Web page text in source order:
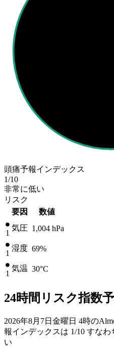
頭痛予報インデックス
1/10
非常に低い
リスク
要因
数値
1
気圧 1,004 hPa
1
湿度 69%
1
気温 30°C
24時間リスク指数
2026年8月7日金曜日 4時の
報インデックスは 1/10 すなわ
い